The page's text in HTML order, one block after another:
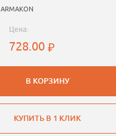
ARMAKON
Цена:
728.00
В КОРЗИНУ
КУПИТЬ В 1 КЛИК